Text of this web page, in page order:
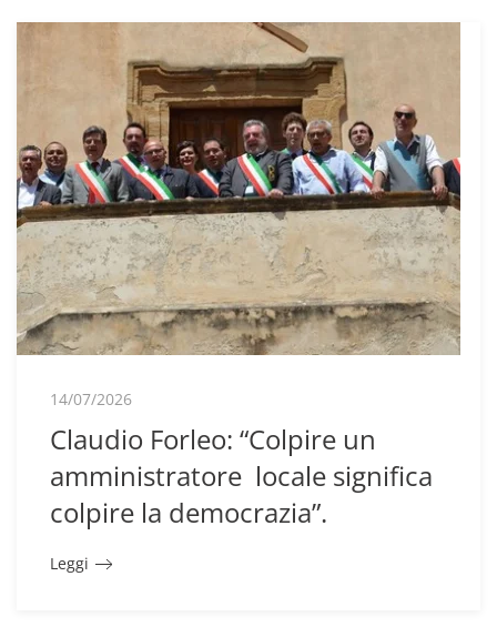
14/07/2026
Claudio Forleo: “Colpire un
amministratore locale significa
colpire la democrazia”.
Leggi